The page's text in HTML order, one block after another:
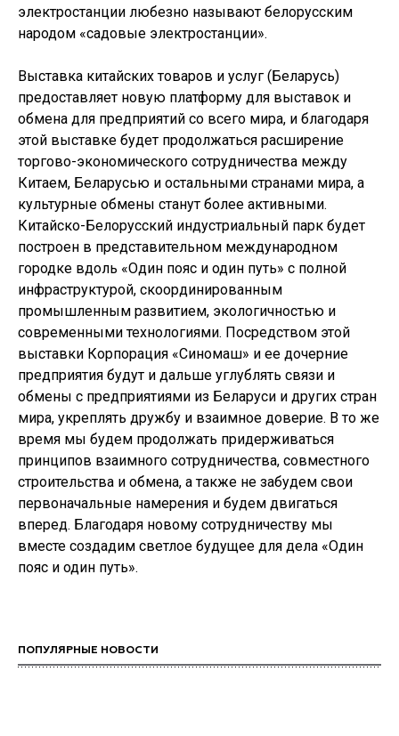
электростанции любезно называют белорусским
народом «садовые электростанции».
Выставка китайских товаров и услуг (Беларусь)
предоставляет новую платформу для выставок и
обмена для предприятий со всего мира, и благодаря
этой выставке будет продолжаться расширение
торгово-экономического сотрудничества между
Китаем, Беларусью и остальными странами мира, а
культурные обмены станут более активными.
Китайско-Белорусский индустриальный парк будет
построен в представительном международном
городке вдоль «Один пояс и один путь» с полной
инфраструктурой, скоординированным
промышленным развитием, экологичностью и
современными технологиями. Посредством этой
выставки Корпорация «Синомаш» и ее дочерние
предприятия будут и дальше углублять связи и
обмены с предприятиями из Беларуси и других стран
мира, укреплять дружбу и взаимное доверие. В то же
время мы будем продолжать придерживаться
принципов взаимного сотрудничества, совместного
строительства и обмена, а также не забудем свои
первоначальные намерения и будем двигаться
вперед. Благодаря новому сотрудничеству мы
вместе создадим светлое будущее для дела «Один
пояс и один путь».
ПОПУЛЯРНЫЕ НОВОСТИ